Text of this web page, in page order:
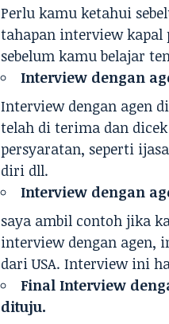
Perlu kamu ketahui
tahapan interviewkapal
sebelum kamu belajar
Interview dengan
Interview dengan agen
telah di terima dan
persyaratan, seperti
diri dll.
Interview dengan
saya ambil contoh jika
interview dengan agen,
dari USA. Interview ini
Final Interview
dituju.